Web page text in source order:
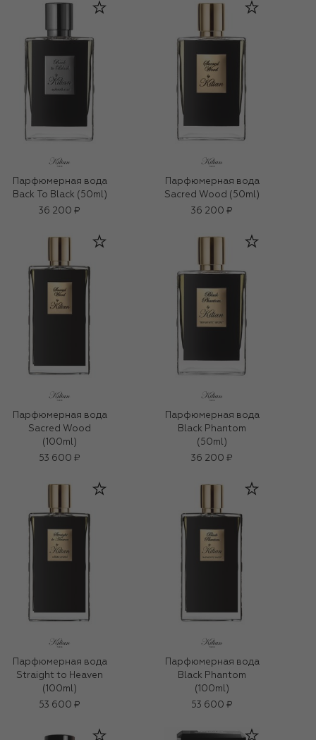
Парфюмерная вода
Back To Black (50ml)
36 200 ₽
Парфюмерная вода
Sacred Wood (50ml)
36 200 ₽
Парфюмерная вода
Sacred Wood
(100ml)
53 600 ₽
Парфюмерная вода
Black Phantom
(50ml)
36 200 ₽
Парфюмерная вода
Straight to Heaven
(100ml)
53 600 ₽
Парфюмерная вода
Black Phantom
(100ml)
53 600 ₽